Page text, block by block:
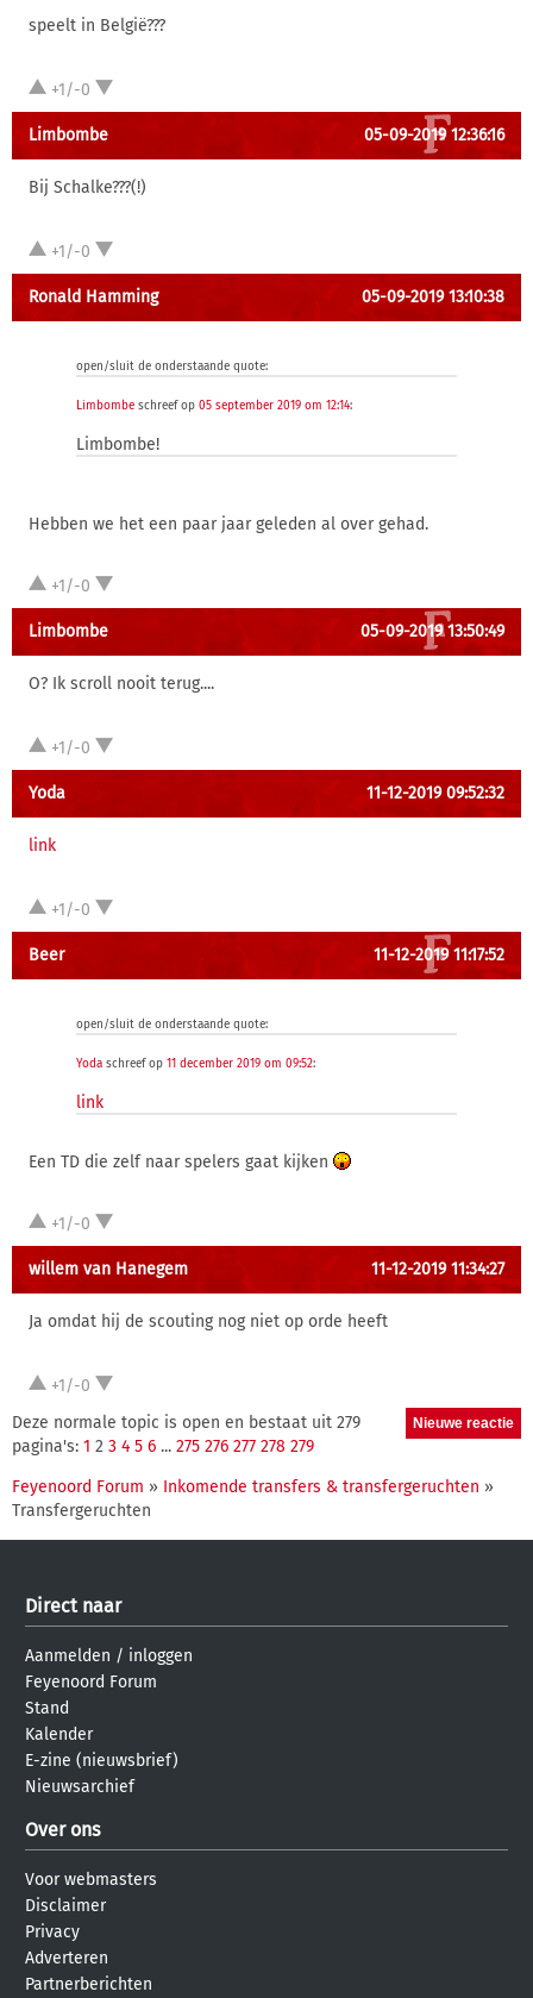
speelt in België???
+1/-0
Limbombe 05-09-2019 12:36:16
Bij Schalke???(!)
+1/-0
Ronald Hamming 05-09-2019 13:10:38
open/sluit de onderstaande quote:
Limbombe schreef op 05 september 2019 om 12:14:
Limbombe!
Hebben we het een paar jaar geleden al over gehad.
+1/-0
Limbombe 05-09-2019 13:50:49
O? Ik scroll nooit terug....
+1/-0
Yoda 11-12-2019 09:52:32
link
+1/-0
Beer 11-12-2019 11:17:52
open/sluit de onderstaande quote:
Yoda schreef op 11 december 2019 om 09:52:
link
Een TD die zelf naar spelers gaat kijken
+1/-0
willem van Hanegem 11-12-2019 11:34:27
Ja omdat hij de scouting nog niet op orde heeft
+1/-0
Deze normale topic is open en bestaat uit 279
pagina's: 1 2 3 4 5 6 ... 275 276 277 278 279
Feyenoord Forum » Inkomende transfers & transfergeruchten »
Transfergeruchten
Direct naar
Aanmelden / inloggen
Feyenoord Forum
Stand
Kalender
E-zine (nieuwsbrief)
Nieuwsarchief
Over ons
Voor webmasters
Disclaimer
Privacy
Adverteren
Partnerberichten